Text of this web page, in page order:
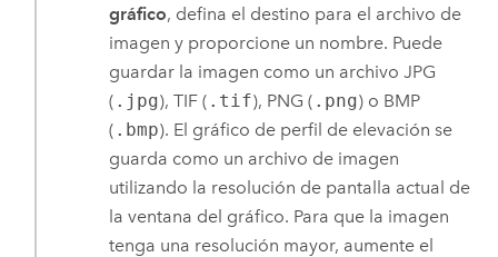
gráfico, defina el destino para el archivo de
imagen y proporcione un nombre. Puede
guardar la imagen como un archivo JPG
( .jpg), TIF ( .tif), PNG ( .png) o BMP
( .bmp). El gráfico de perfil de elevación se
guarda como un archivo de imagen
utilizando la resolución de pantalla actual de
la ventana del gráfico. Para que la imagen
tenga una resolución mayor, aumente el